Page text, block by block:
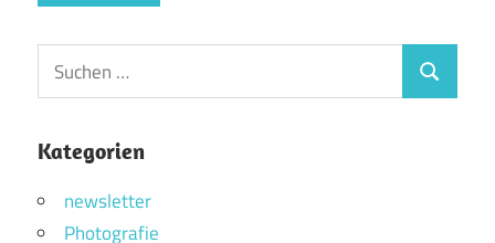
Suchen
nach:
Suchen
Kategorien
newsletter
Photografie